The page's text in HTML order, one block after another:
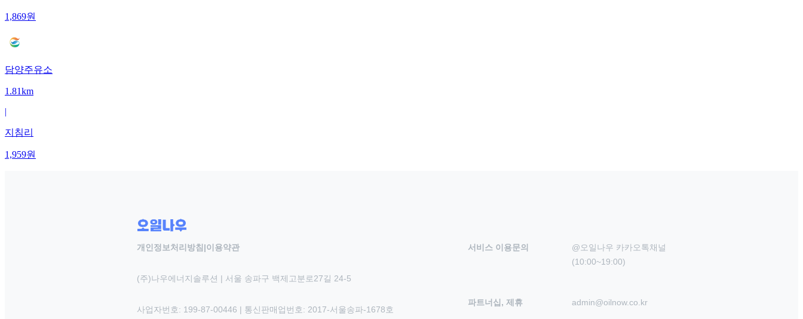
1,869원
담양주유소
1.81km
|
지침리
1,959원
개인정보처리방침|이용약관
(주)나우에너지솔루션 | 서울 송파구 백제고분로27길 24-5
사업자번호: 199-87-00446 | 통신판매업번호: 2017-서울송파-1678호
서비스 이용문의
@오일나우 카카오톡채널
(10:00~19:00)
파트너십, 제휴 admin@oilnow.co.kr